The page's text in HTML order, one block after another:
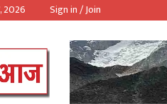
2026 Sign in / Join